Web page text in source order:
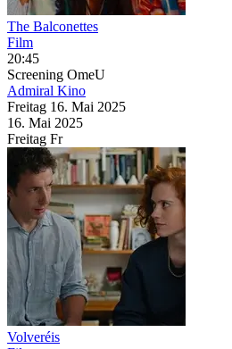
The Balconettes
Film
20:45
Screening OmeU
Admiral Kino
Freitag 16. Mai 2025
16. Mai 2025
Freitag Fr
Volveréis